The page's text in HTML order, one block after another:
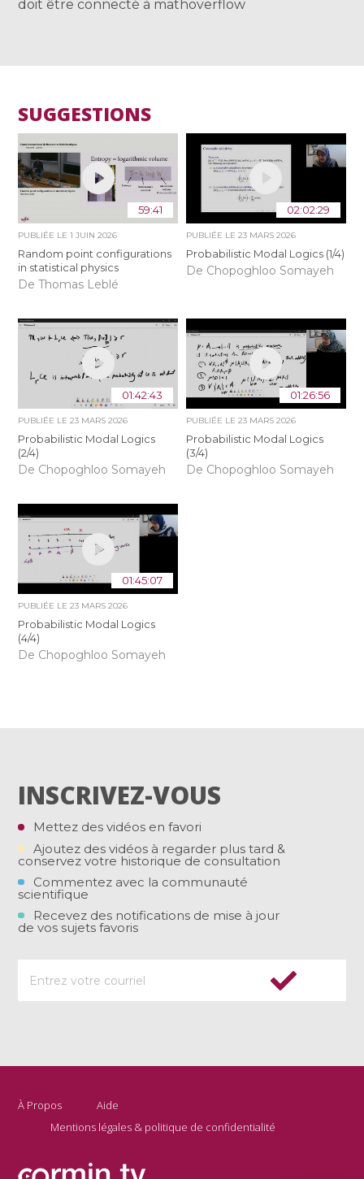
doit être connecté à mathoverflow
SUGGESTIONS
59:41
PUBLIÉE LE1 JUIN 2026
Random point configurations
in statistical physics
De Thomas Leblé
02:02:29
PUBLIÉE LE 23 MARS 2026
Probabilistic Modal Logics (1/4)
De Chopoghloo Somayeh
01:42:43
PUBLIÉE LE23 MARS 2026
Probabilistic Modal Logics
(2/4)
De Chopoghloo Somayeh
01:26:56
PUBLIÉE LE 23 MARS 2026
Probabilistic Modal Logics
(3/4)
De Chopoghloo Somayeh
01:45:07
PUBLIÉE LE23 MARS 2026
Probabilistic Modal Logics
(4/4)
De Chopoghloo Somayeh
INSCRIVEZ-VOUS
Mettez des vidéos en favori
Ajoutez des vidéos à regarder plus tard &
conservez votre historique de consultation
Commentez avec la communauté
scientifique
Recevez des notifications de mise à jour
de vos sujets favoris
À Propos
Aide
Mentions légales & politique de confidentialité